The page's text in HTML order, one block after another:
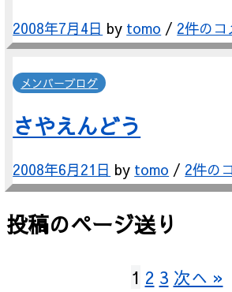
2008年7月4日 by tomo / 2件のコ
メンバーブログ
さやえんどう
2008年6月21日 by tomo / 2件の
投稿のページ送り
1 2 3 次へ »